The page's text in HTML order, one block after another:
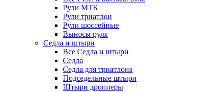
Рули МТБ
Рули триатлон
Рули шоссейные
Выносы руля
Седла и штыри
Все Седла и штыри
Седла
Седла для триатлона
Подседельные штыри
Штыри дропперы